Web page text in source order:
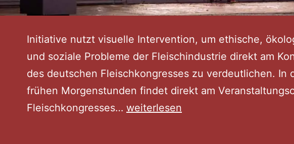
Initiative nutzt visuelle Intervention, um ethische,
und soziale Probleme der Fleischindustrie direkt am
des deutschen Fleischkongresses zu verdeutlichen. In
frühen Morgenstunden findet direkt am
Fleischkongresses… Kunstblutaktion
weiterlesen